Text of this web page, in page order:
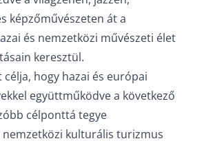
képzőművészeten át a
és nemzetközi művészeti élet
keresztül.
hogy hazai és európai
együttműködve a következő
célponttá tegye
nemzetközi kulturális turizmus